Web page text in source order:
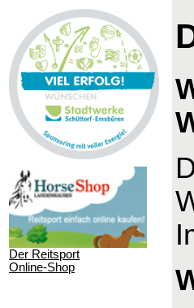
Der Reitsport
Online-Shop